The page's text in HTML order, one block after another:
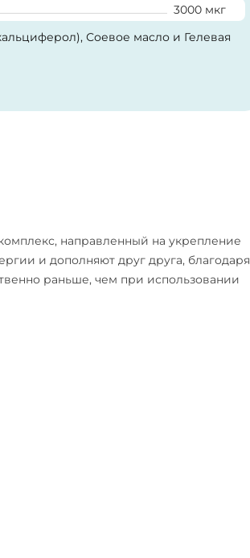
3000 мкг
Соевое масло и Гелевая
направленный на укрепление
и дополняют друг друга, благодаря
раньше, чем при использовании